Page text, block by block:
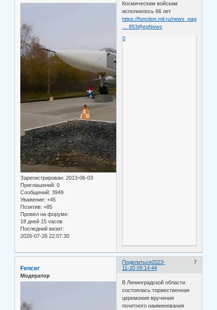
Зарегистрирован: 2013-06-03
Приглашений: 0
Сообщений: 3949
Уважение: +45
Позитив: +85
Провел на форуме:
18 дней 15 часов
Последний визит:
2026-07-26 22:07:30
Космическим войскам
исполнилось 66 лет
https://function.mil.ru/news_page/count
… 853@egNews
0
Поделиться 7
2023-
11-20 09:14:44
Fencer
Модератор
В Ленинградской области
состоялась торжественная
церемония вручения
почетного наименования